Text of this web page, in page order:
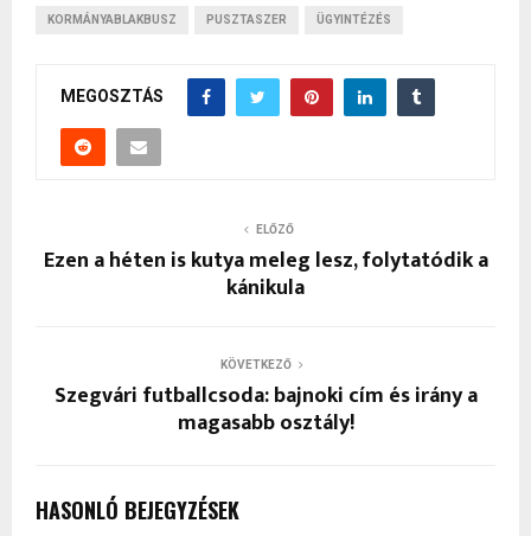
KORMÁNYABLAKBUSZ PUSZTASZER ÜGYINTÉZÉS
MEGOSZTÁS
ELŐZŐ
Ezen a héten is kutya meleg lesz, folytatódik a
kánikula
KÖVETKEZŐ
Szegvári futballcsoda: bajnoki cím és irány a
magasabb osztály!
HASONLÓ BEJEGYZÉSEK